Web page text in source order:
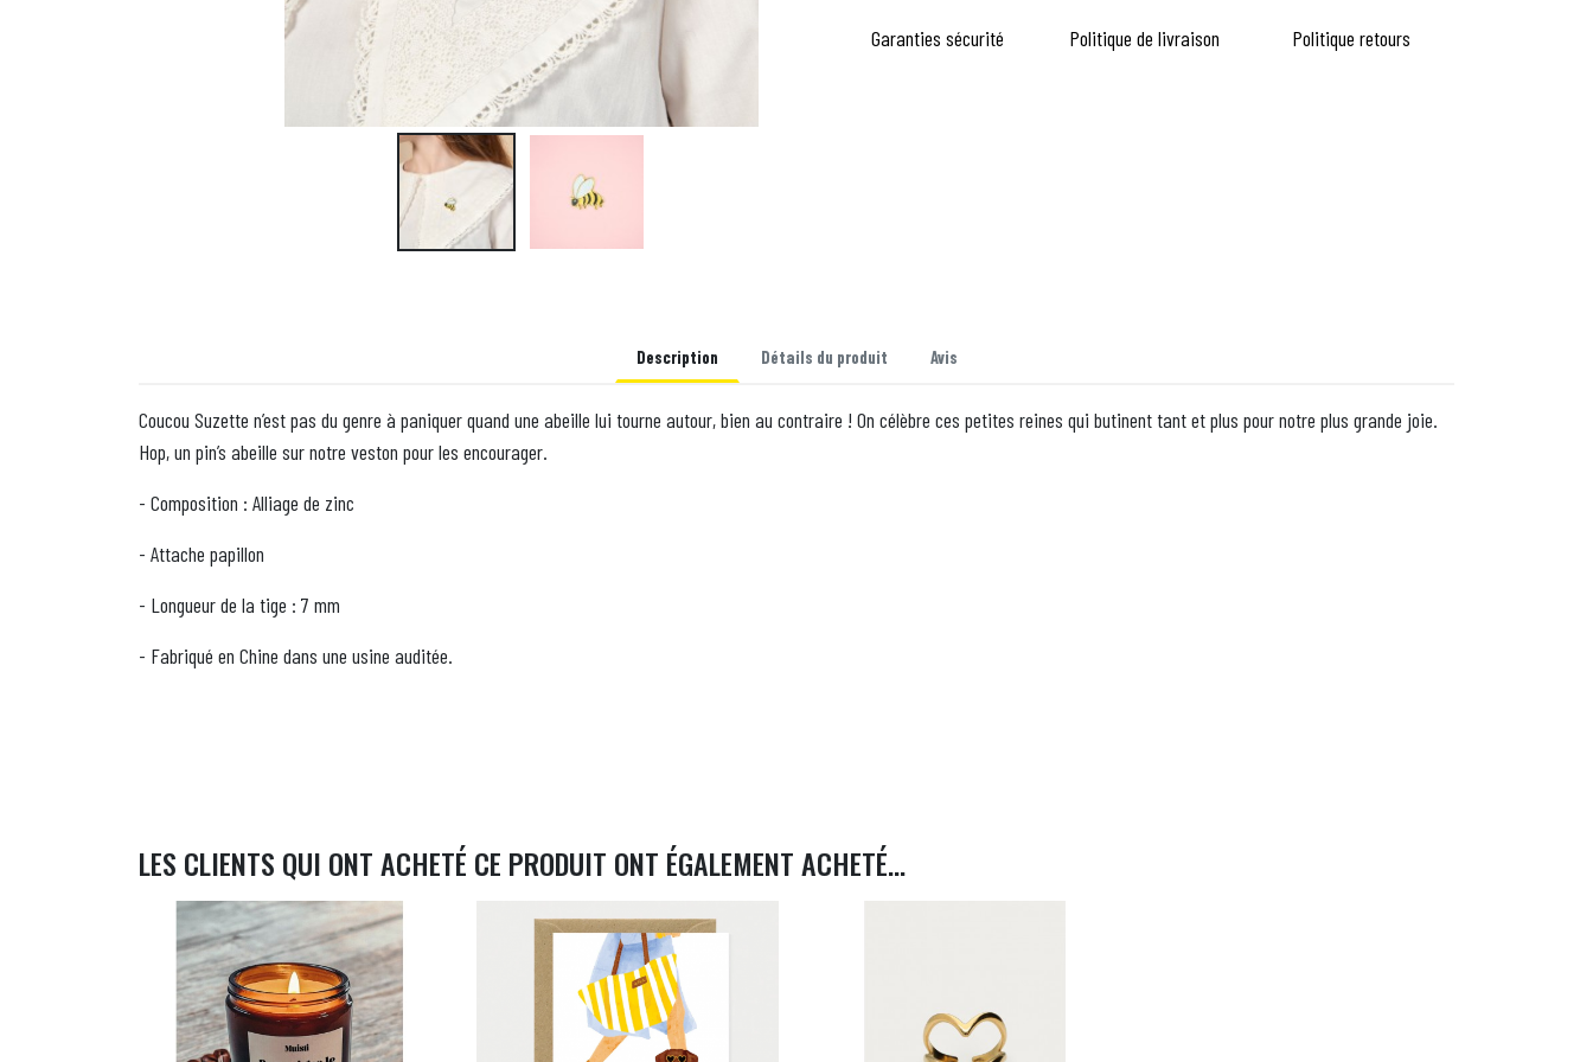
Garanties sécurité Politique de livraison Politique retours
Description Détails du produit Avis
Coucou Suzette n’est pas du genre à paniquer quand une abeille lui tourne autour, bien au contraire ! On célèbre ces petites reines qui butinent tant et plus pour notre plus grande joie.
Hop, un pin’s abeille sur notre veston pour les encourager.
- Composition : Alliage de zinc
- Attache papillon
- Longueur de la tige : 7 mm
- Fabriqué en Chine dans une usine auditée.
LES CLIENTS QUI ONT ACHETÉ CE PRODUIT ONT ÉGALEMENT ACHETÉ...